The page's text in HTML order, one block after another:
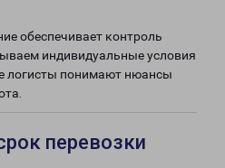
обеспечивает контроль
индивидуальные условия
логисты понимают нюансы
перевозки